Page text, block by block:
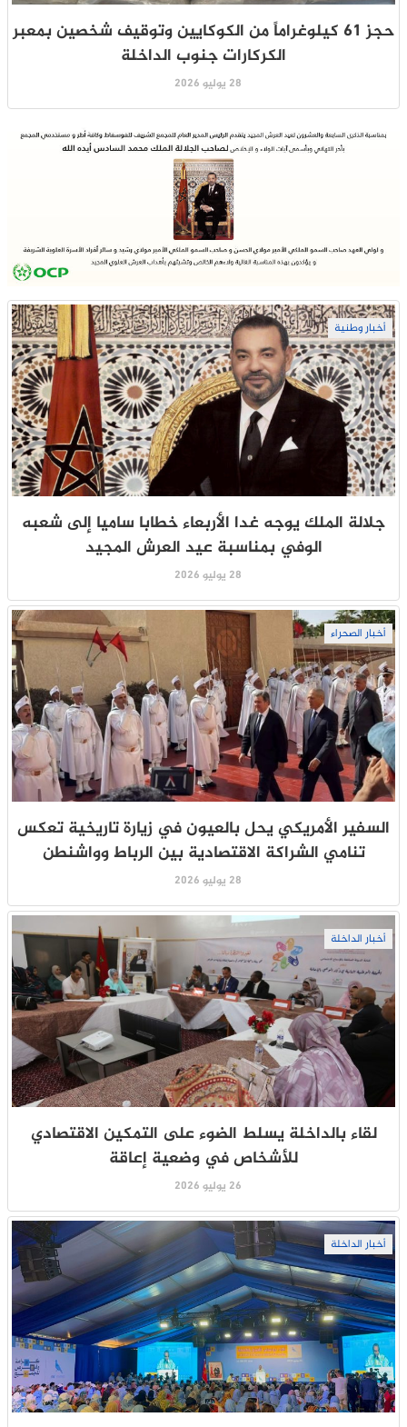
حجز 61 كيلوغراماً من الكوكايين وتوقيف شخصين بمعبر
الكركارات جنوب الداخلة
28 يوليو 2026
أخبار وطنية
جلالة الملك يوجه غدا الأربعاء خطابا ساميا إلى شعبه
الوفي بمناسبة عيد العرش المجيد
28 يوليو 2026
أخبار الصحراء
السفير الأمريكي يحل بالعيون في زيارة تاريخية تعكس
تنامي الشراكة الاقتصادية بين الرباط وواشنطن
28 يوليو 2026
أخبار الداخلة
لقاء بالداخلة يسلط الضوء على التمكين الاقتصادي
للأشخاص في وضعية إعاقة
26 يوليو 2026
أخبار الداخلة